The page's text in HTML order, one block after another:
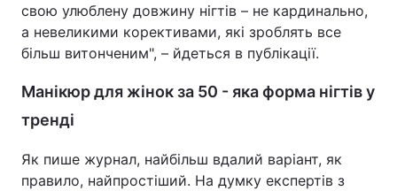
свою улюблену довжину нігтів – не кардинально,
а невеликими корективами, які зроблять все
більш витонченим", – йдеться в публікації.
Манікюр для жінок за 50 - яка форма нігтів у
тренді
Як пише журнал, найбільш вдалий варіант, як
правило, найпростіший. На думку експертів з